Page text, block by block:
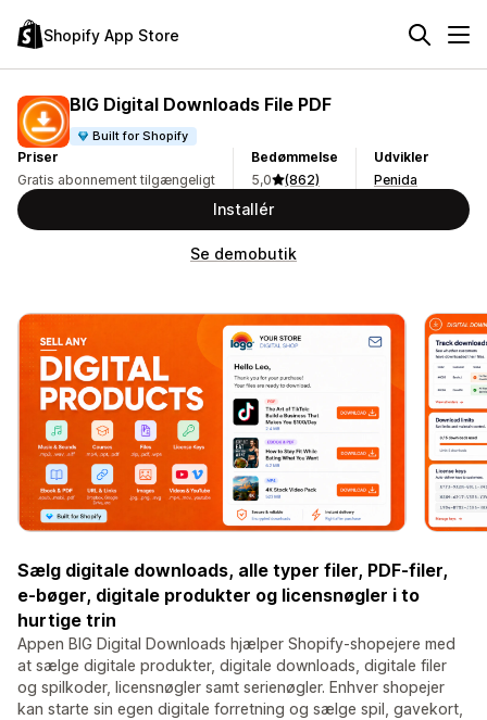
Shopify App Store
BIG Digital Downloads File PDF
Built for Shopify
Priser
Gratis abonnement tilgængeligt
Bedømmelse
5,0
(862)
Udvikler
Penida
Installér
Se demobutik
Sælg digitale downloads, alle typer filer, PDF-filer,
e-bøger, digitale produkter og licensnøgler i to
hurtige trin
Appen BIG Digital Downloads hjælper Shopify-shopejere med
at sælge digitale produkter, digitale downloads, digitale filer
og spilkoder, licensnøgler samt serienøgler. Enhver shopejer
kan starte sin egen digitale forretning og sælge spil, gavekort,